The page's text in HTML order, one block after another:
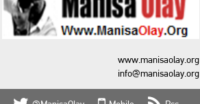
www.manisaolay.org
info@manisaolay.org